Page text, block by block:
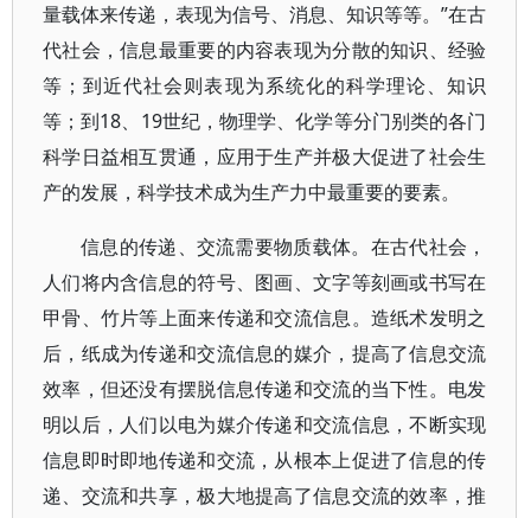
量载体来传递，表现为信号、消息、知识等等。”在古
代社会，信息最重要的内容表现为分散的知识、经验
等；到近代社会则表现为系统化的科学理论、知识
等；到18、19世纪，物理学、化学等分门别类的各门
科学日益相互贯通，应用于生产并极大促进了社会生
产的发展，科学技术成为生产力中最重要的要素。
信息的传递、交流需要物质载体。在古代社会，
人们将内含信息的符号、图画、文字等刻画或书写在
甲骨、竹片等上面来传递和交流信息。造纸术发明之
后，纸成为传递和交流信息的媒介，提高了信息交流
效率，但还没有摆脱信息传递和交流的当下性。电发
明以后，人们以电为媒介传递和交流信息，不断实现
信息即时即地传递和交流，从根本上促进了信息的传
递、交流和共享，极大地提高了信息交流的效率，推